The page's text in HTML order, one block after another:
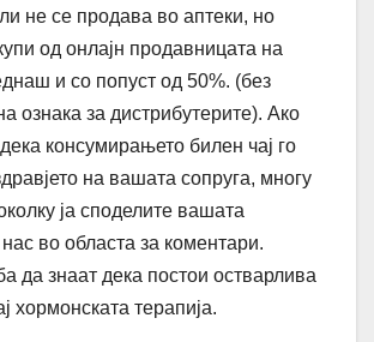
не се продава во аптеки, но
од онлајн продавницата на
и со попуст од 50%. (без
ознака за дистрибутерите). Ако
консумирањето билен чај го
на вашата сопруга, многу
ја споделите вашата
во областа за коментари.
да знаат дека постои остварлива
хормонската терапија.